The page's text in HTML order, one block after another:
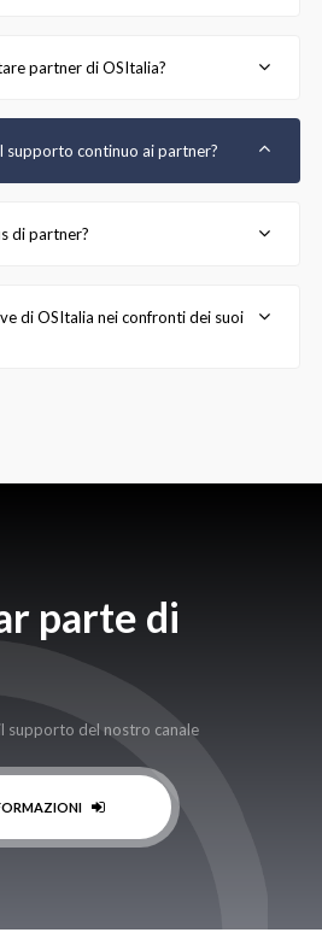
partner di OSItalia?
supporto continuo ai partner?
di partner?
di OSItalia nei confronti dei suoi
parte di
supporto del nostro canale